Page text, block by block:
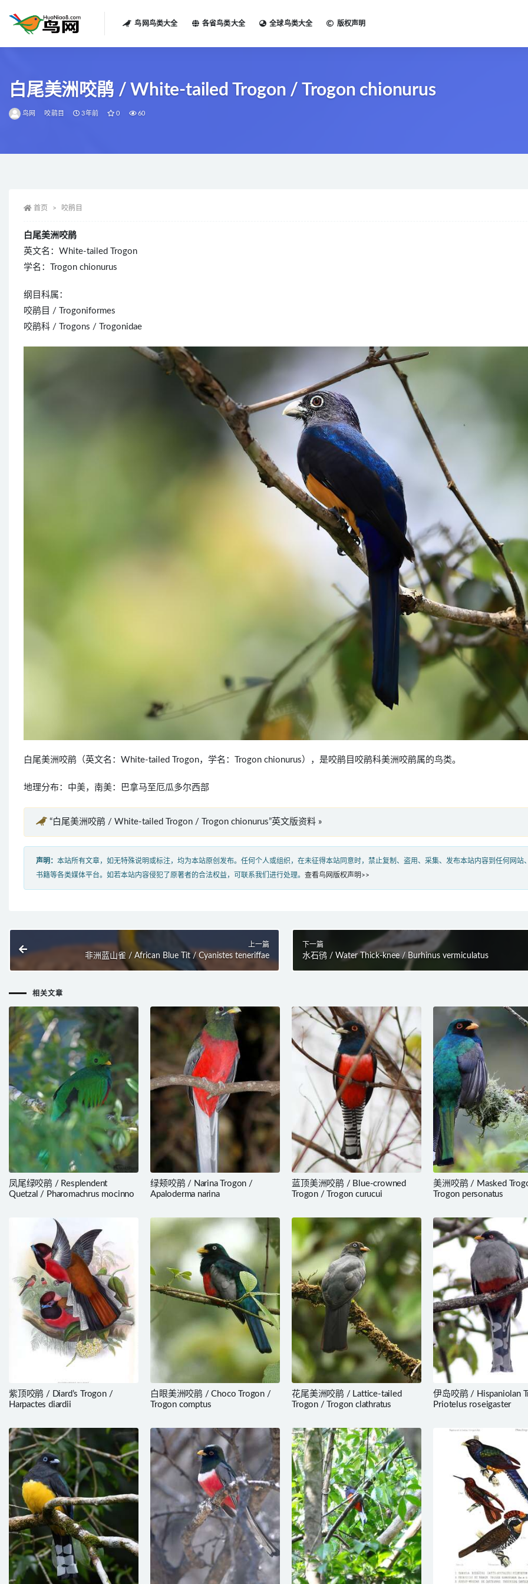
鸟网鸟类大全 各省鸟类大全 全球鸟类大全 版权声明
白尾美洲咬鹃 / White-tailed Trogon / Trogon chionurus
鸟网 咬鹃目 3年前 0 60
首页 咬鹃目
白尾美洲咬鹃
英文名：White-tailed Trogon
学名：Trogon chionurus
纲目科属：
咬鹃目 / Trogoniformes
咬鹃科 / Trogons / Trogonidae
白尾美洲咬鹃（英文名：White-tailed Trogon，学名：Trogon chionurus），是咬鹃目咬鹃科美洲咬鹃属的鸟类。
地理分布：中美，南美：巴拿马至厄瓜多尔西部
“白尾美洲咬鹃 / White-tailed Trogon / Trogon chionurus”英文版资料 »
声明： 本站所有文章，如无特殊说明或标注，均为本站原创发布。任何个人或组织，在未征得本站同意时，禁止复制、盗用、采集、发布本站内容到任何网站
书籍等各类媒体平台。如若本站内容侵犯了原著者的合法权益，可联系我们进行处理。 查看鸟网版权声明>>
上一篇
非洲蓝山雀 / African Blue Tit / Cyanistes teneriffae
下一篇
水石鸻 / Water Thick-knee / Burhinus vermiculatus
相关文章
凤尾绿咬鹃 / Resplendent
Quetzal / Pharomachrus mocinno
绿颊咬鹃 / Narina Trogon /
Apaloderma narina
蓝顶美洲咬鹃 / Blue-crowned
Trogon / Trogon curucui
美洲咬鹃 / Masked
Trogon personatus
紫顶咬鹃 / Diard’s Trogon /
Harpactes diardii
白眼美洲咬鹃 / Choco Trogon /
Trogon comptus
花尾美洲咬鹃 / Lattice-tailed
Trogon / Trogon clathratus
伊岛咬鹃 / Hispaniolan
Priotelus roseigaster